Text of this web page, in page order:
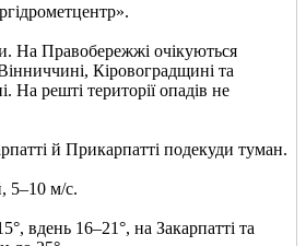
На Правобережжі очікуються
Кіровоградщині та
На решті території опадів не
й Прикарпатті подекуди туман.
5–10 м/с.
вдень 16–21°, на Закарпатті та